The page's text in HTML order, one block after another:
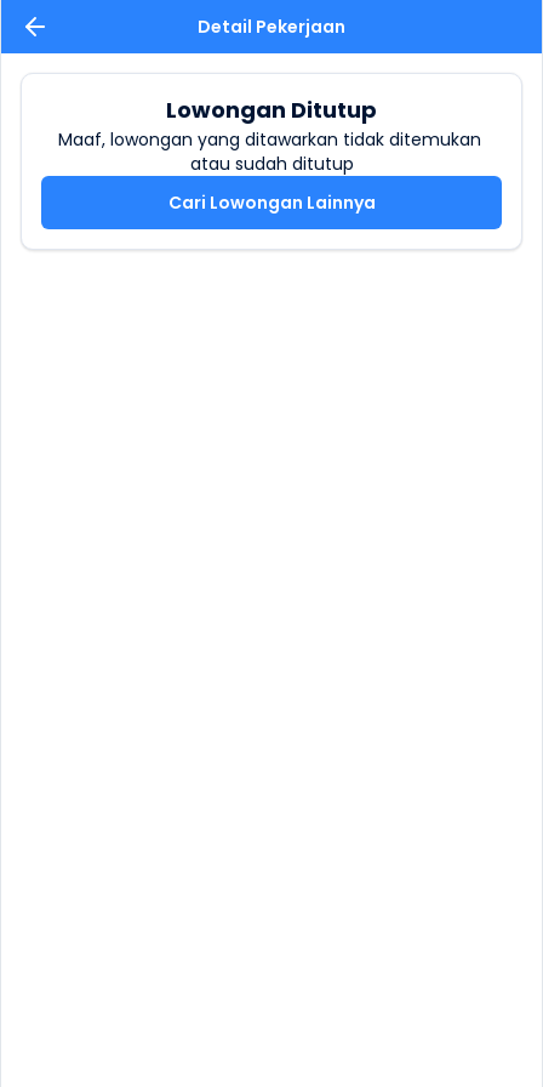
Detail Pekerjaan
Lowongan Ditutup
Maaf, lowongan yang ditawarkan tidak ditemukan
atau sudah ditutup
Cari Lowongan Lainnya